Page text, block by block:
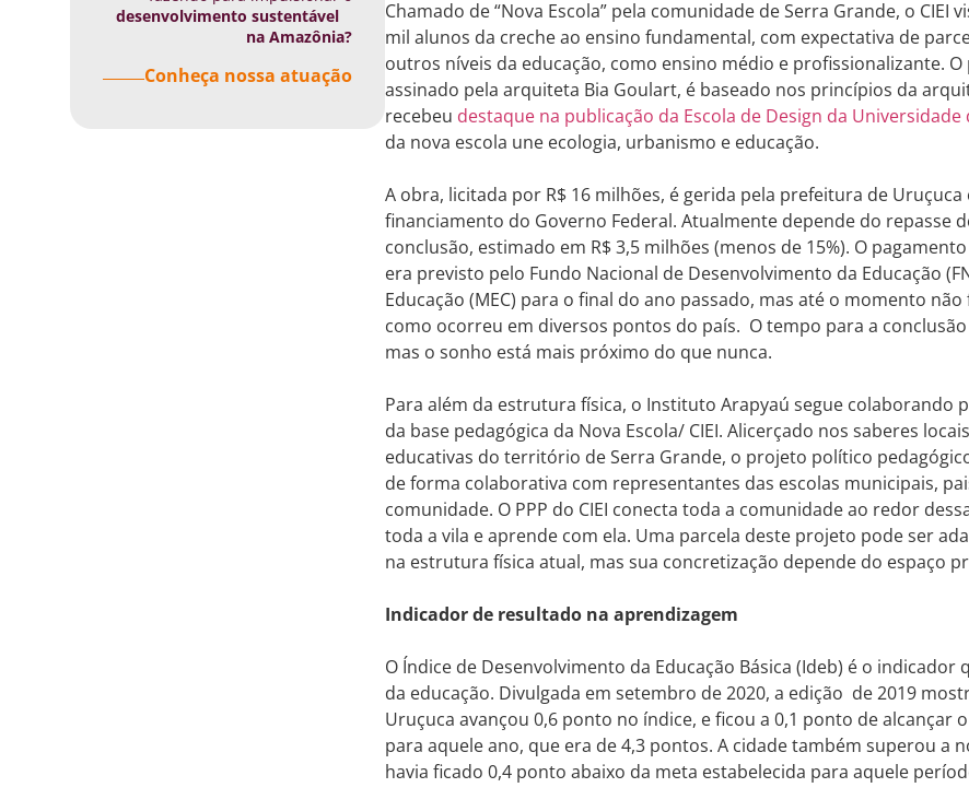
desenvolvimento sustentável
na Amazônia?
Conheça nossa atuação
Chamado de “Nova Escola” pela comunidade de Serra Grande, o CIEI
mil alunos da creche ao ensino fundamental, com expectativa de
outros níveis da educação, como ensino médio e profissionalizante.
assinado pela arquiteta Bia Goulart, é baseado nos princípios da
recebeu destaque na publicação da Escola de Design da Universidade
da nova escola une ecologia, urbanismo e educação.
A obra, licitada por R$ 16 milhões, é gerida pela prefeitura de Uruçuca
financiamento do Governo Federal. Atualmente depende do repasse
conclusão, estimado em R$ 3,5 milhões (menos de 15%). O
era previsto pelo Fundo Nacional de Desenvolvimento da Educação
Educação (MEC) para o final do ano passado, mas até o momento
como ocorreu em diversos pontos do país. O tempo para a
mas o sonho está mais próximo do que nunca.
Para além da estrutura física, o Instituto Arapyaú segue colaborando
da base pedagógica da Nova Escola/ CIEI. Alicerçado nos saberes
educativas do território de Serra Grande, o projeto político
de forma colaborativa com representantes das escolas municipais,
comunidade. O PPP do CIEI conecta toda a comunidade ao redor
toda a vila e aprende com ela. Uma parcela deste projeto pode ser
na estrutura física atual, mas sua concretização depende do espaço
Indicador de resultado na aprendizagem
O Índice de Desenvolvimento da Educação Básica (Ideb) é o indicador
da educação. Divulgada em setembro de 2020, a edição de 2019
Uruçuca avançou 0,6 ponto no índice, e ficou a 0,1 ponto de alcançar
para aquele ano, que era de 4,3 pontos. A cidade também superou a
havia ficado 0,4 ponto abaixo da meta estabelecida para aquele